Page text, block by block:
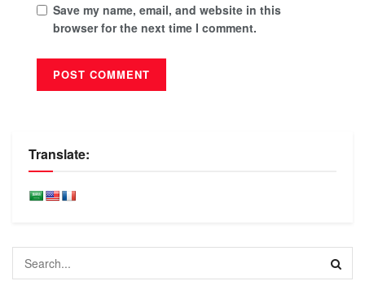
Save my name, email, and website in this
browser for the next time I comment.
Translate: